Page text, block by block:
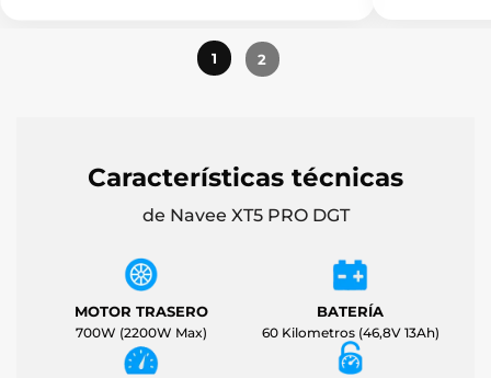
1 2
Características técnicas
de Navee XT5 PRO DGT
MOTOR TRASERO
700W (2200W Max)
BATERÍA
60 Kilometros (46,8V 13Ah)